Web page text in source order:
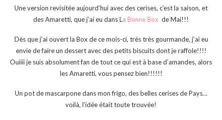
Une version revisitée aujourd’hui avec des cerises, c’est la saison, et
des Amaretti, que j’ai eu dans La Bonne Box de Mai!!!
Dès que j’ai ouvert la Box de ce mois-ci, très très gourmande, j’ai eu
envie de faire un dessert avec des petits biscuits dont je raffole!!!!
Ouiiii je suis absolument fan de tout ce qui est à base d’amandes, alors
les Amaretti, vous pensez bien!!!!!!
Un pot de mascarpone dans mon frigo, des belles cerises de Pays…
voilà, l’idée était toute trouvée!